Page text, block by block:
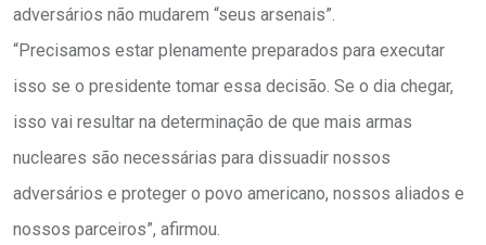
adversários não mudarem “seus arsenais”.
“Precisamos estar plenamente preparados para executar
isso se o presidente tomar essa decisão. Se o dia chegar,
isso vai resultar na determinação de que mais armas
nucleares são necessárias para dissuadir nossos
adversários e proteger o povo americano, nossos aliados e
nossos parceiros”, afirmou.